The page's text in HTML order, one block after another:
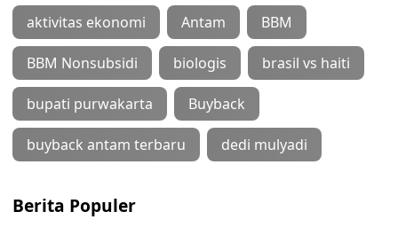
aktivitas ekonomi Antam BBM
BBM Nonsubsidi biologis brasil vs haiti
bupati purwakarta Buyback
buyback antam terbaru dedi mulyadi
Berita Populer